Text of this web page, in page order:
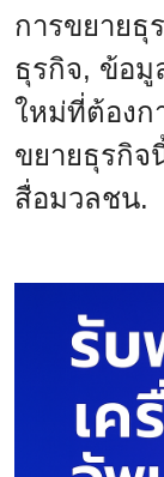
การขยายธุ
ธุรกิจ, ข้อมู
ใหม่ที่ต้องก
ขยายธุรกิจ
สื่อมวลชน.